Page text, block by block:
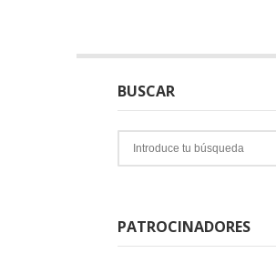
BUSCAR
PATROCINADORES